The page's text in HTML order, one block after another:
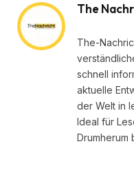
The
The-
schnell
aktuelle
der Welt in
Ideal für
Drumherum